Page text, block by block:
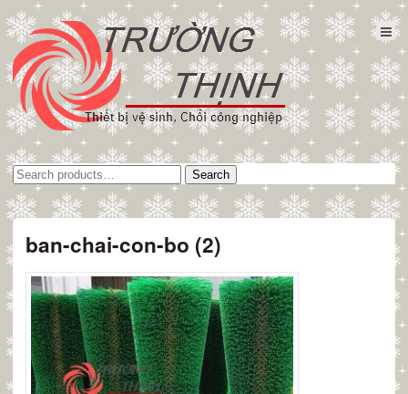
Tìm
kiếm:
Search
ban-chai-con-bo (2)